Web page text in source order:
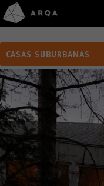
CASAS SUBURBANAS